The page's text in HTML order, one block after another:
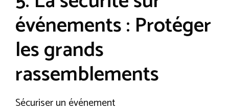
événements : Protéger
les grands
rassemblements
Sécuriser un événement